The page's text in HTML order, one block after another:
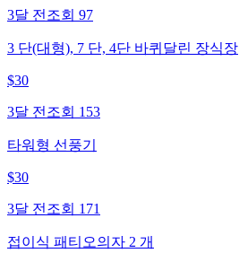
3달 전 조회 97
3 단(대형), 7 단, 4단 바퀴달린 장식장
$30
3달 전 조회 153
타워형 선풍기
$30
3달 전 조회 171
접이식 패티오의자 2 개